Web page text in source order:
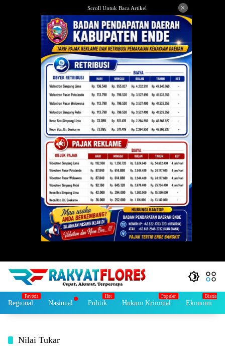
Scroll Untuk Baca Artikel ×
Regional Nasional Politik Hukum Kriminal Ekonomi
Nilai Tukar